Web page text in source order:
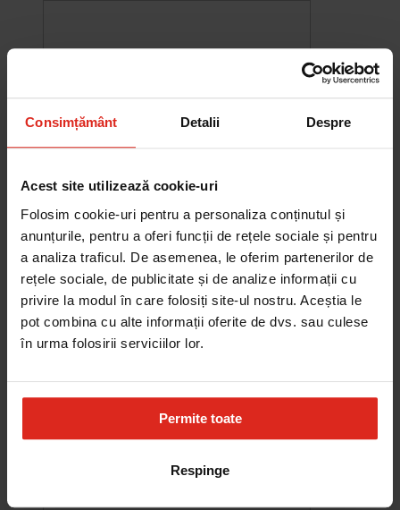
Consimțământ Detalii Despre
Acest site utilizează cookie-uri
Folosim cookie-uri pentru a personaliza conținutul și
anunțurile, pentru a oferi funcții de rețele sociale și pentru
a analiza traficul. De asemenea, le oferim partenerilor de
rețele sociale, de publicitate și de analize informații cu
privire la modul în care folosiți site-ul nostru. Aceștia le
pot combina cu alte informații oferite de dvs. sau culese
în urma folosirii serviciilor lor.
Permite toate
Respinge
-10%
Chiuveta Maris MRG 610-60
Pret special
Adauga în cos